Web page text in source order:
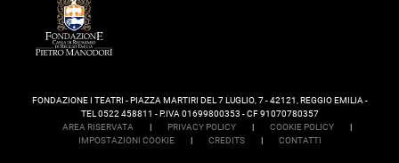
FONDAZIONE I TEATRI - PIAZZA MARTIRI DEL 7 LUGLIO, 7 - 42121, REGGIO EMILIA -
TEL 0522 458811 - P.IVA 01699800353 - CF 91070780357
AREA RISERVATA
| PRIVACY POLICY | COOKIE POLICY
|
IMPOSTAZIONI COOKIE
| CREDITS | CONTATTI